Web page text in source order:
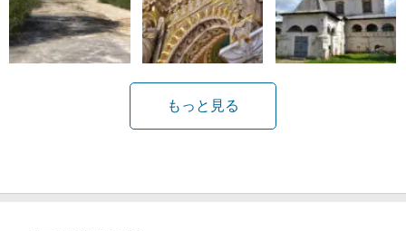
もっと見る